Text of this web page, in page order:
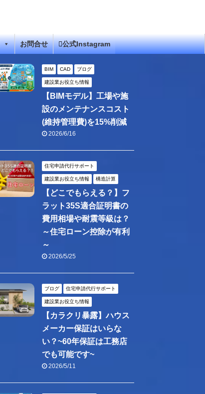
お問合せ 公式Instagram
BIM CAD ブログ
建設業お役立ち情報
【BIMモデル】工場や施
設のメンテナンスコスト
(維持管理費)を15%削減
2026/6/16
住宅申請代行サポート
建設業お役立ち情報 構造計算
【どこでもらえる？】フ
ラット35S適合証明書の
費用相場や耐震等級は？
～住宅ローン控除が有利
～
2026/5/25
ブログ 住宅申請代行サポート
建設業お役立ち情報
【カラクリ暴露】ハウス
メーカー保証はいらな
い？~60年保証は工務店
でも可能です~
2026/5/11